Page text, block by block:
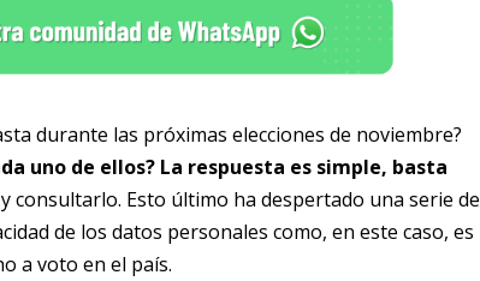
durante las próximas elecciones de noviembre?
uno de ellos? La respuesta es simple, basta
y consultarlo. Esto último ha despertado una serie de
de los datos personales como, en este caso, es
a voto en el país.